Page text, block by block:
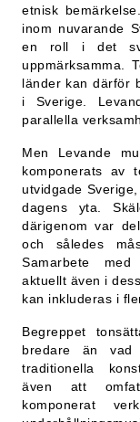
etnisk
inom nuvarande
en roll i det
uppmärksamma.
länder kan därför
i Sverige.
parallella
Men Levande
komponerats av
utvidgade
dagens yta.
därigenom var
och således
Samarbete med
aktuellt även i
kan inkluderas i
Begreppet
bredare än vad
traditionella
även att
komponerat